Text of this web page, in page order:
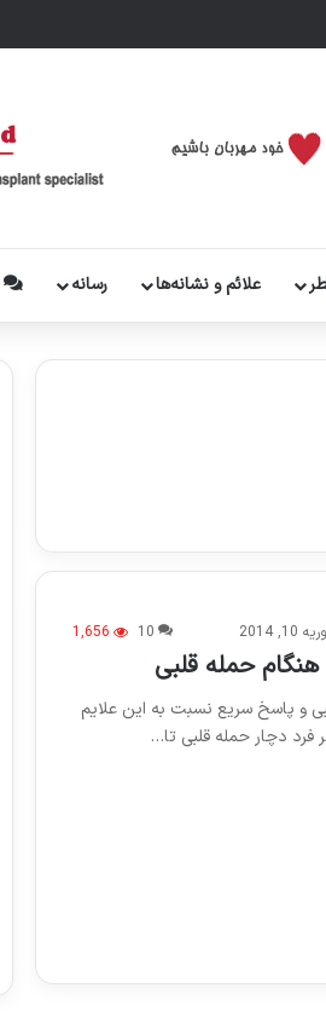
علائم و نشانه‌ها رسانه
10, 2014
10
1,656
حمله قلبی
و پاسخ سریع نسبت به این علایم
فرد دچار حمله قلبی تا…